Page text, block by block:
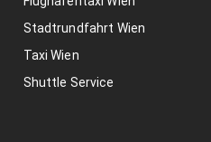
Stadtrundfahrt Wien
Taxi Wien
Shuttle Service